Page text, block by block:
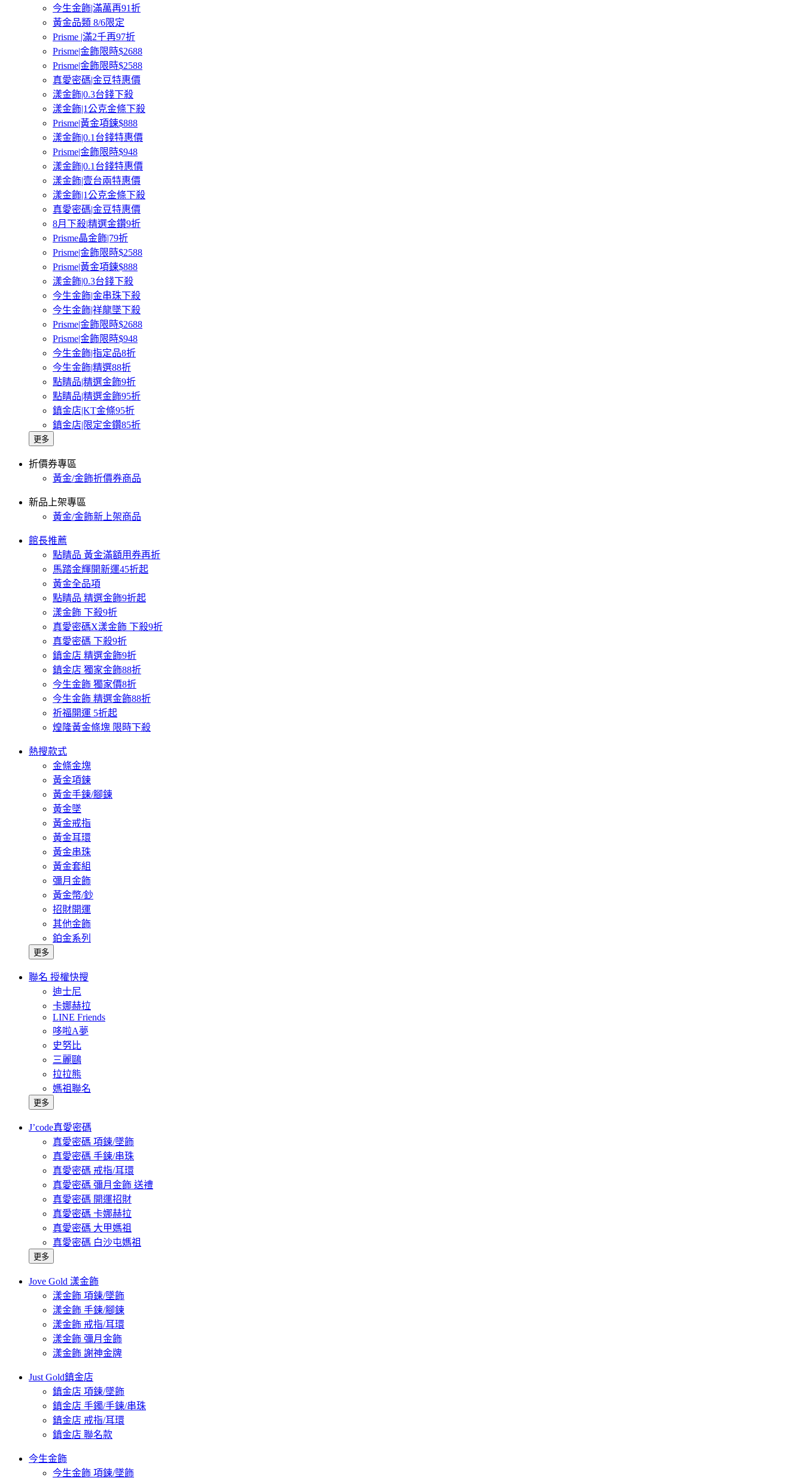
今生金飾|滿萬再91折
黃金品類 8/6限定
Prisme |滿2千再97折
Prisme|金飾限時$2688
Prisme|金飾限時$2588
真愛密碼|金豆特惠價
漾金飾|0.3台錢下殺
漾金飾|1公克金條下殺
Prisme|黃金項鍊$888
漾金飾|0.1台錢特惠價
Prisme|金飾限時$948
漾金飾|0.1台錢特惠價
漾金飾|壹台兩特惠價
漾金飾|1公克金條下殺
真愛密碼|金豆特惠價
8月下殺|精選金鑽9折
Prisme晶金飾|79折
Prisme|金飾限時$2588
Prisme|黃金項鍊$888
漾金飾|0.3台錢下殺
今生金飾|金串珠下殺
今生金飾|祥龍墜下殺
Prisme|金飾限時$2688
Prisme|金飾限時$948
今生金飾|指定品8折
今生金飾|精選88折
點睛品|精選金飾9折
點睛品|精選金飾95折
鎮金店|KT金條95折
鎮金店|限定金鑽85折
更多
折價券專區
黃金/金飾折價券商品
新品上架專區
黃金/金飾新上架商品
館長推薦
點睛品 黃金滿額用券再折
馬踏金輝開新運45折起
黃金全品項
點睛品 精選金飾9折起
漾金飾 下殺9折
真愛密碼X漾金飾 下殺9折
真愛密碼 下殺9折
鎮金店 精選金飾9折
鎮金店 獨家金飾88折
今生金飾 獨家價8折
今生金飾 精選金飾88折
祈福開運 5折起
煌隆黃金條塊 限時下殺
熱搜款式
金條金塊
黃金項鍊
黃金手鍊/腳鍊
黃金墜
黃金戒指
黃金耳環
黃金串珠
黃金套組
彌月金飾
黃金幣/鈔
招財開運
其他金飾
鉑金系列
更多
聯名 授權快搜
迪士尼
卡娜赫拉
LINE Friends
哆啦A夢
史努比
三麗鷗
拉拉熊
媽祖聯名
更多
J’code真愛密碼
真愛密碼 項鍊/墜飾
真愛密碼 手鍊/串珠
真愛密碼 戒指/耳環
真愛密碼 彌月金飾 送禮
真愛密碼 開運招財
真愛密碼 卡娜赫拉
真愛密碼 大甲媽祖
真愛密碼 白沙屯媽祖
更多
Jove Gold 漾金飾
漾金飾 項鍊/墜飾
漾金飾 手鍊/腳鍊
漾金飾 戒指/耳環
漾金飾 彌月金飾
漾金飾 謝神金牌
Just Gold鎮金店
鎮金店 項鍊/墜飾
鎮金店 手鐲/手鍊/串珠
鎮金店 戒指/耳環
鎮金店 聯名款
今生金飾
今生金飾 項鍊/墜飾